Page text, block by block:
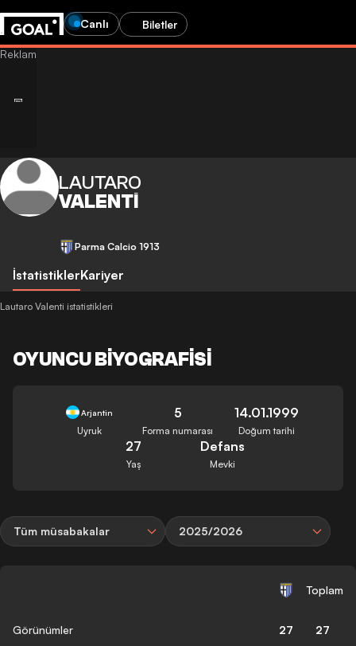
Canlı Biletler
LAUTARO
VALENTI
Parma Calcio 1913
İstatistiklerKariyer
Lautaro Valenti istatistikleri
OYUNCU BIYOGRAFISI
Arjantin
Uyruk
5
Forma numarası
14.01.1999
Doğum tarihi
27
Yaş
Defans
Mevki
Tüm müsabakalar 2025/2026
Toplam
Görünümler 27 27